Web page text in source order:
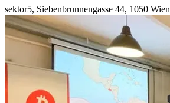
sektor5, Siebenbrunnengasse 44, 1050 Wien